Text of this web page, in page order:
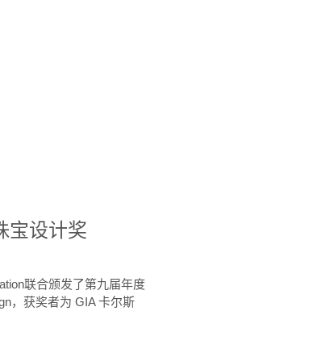
宝设计奖
联合颁发了第九届年度
，获奖者为 GIA 卡尔斯